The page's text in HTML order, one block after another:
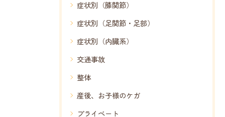
症状別（膝関節）
症状別（足関節・足部）
症状別（内臓系）
交通事故
整体
産後、お子様のケガ
プライベート